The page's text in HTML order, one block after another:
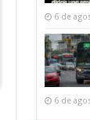
6 de
6 de